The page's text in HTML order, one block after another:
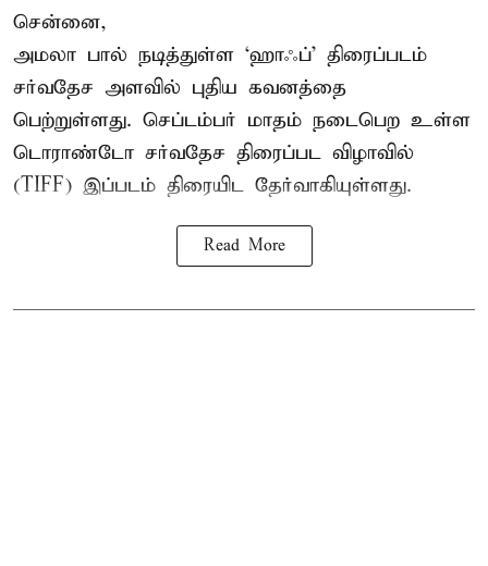
சென்னை,
அமலா பால் நடித்துள்ள ‘ஹாஃப்’ திரைப்படம்
சர்வதேச அளவில் புதிய கவனத்தை
பெற்றுள்ளது. செப்டம்பர் மாதம் நடைபெற உள்ள
டொராண்டோ சர்வதேச திரைப்பட விழாவில்
(TIFF) இப்படம் திரையிட தேர்வாகியுள்ளது.
Read More